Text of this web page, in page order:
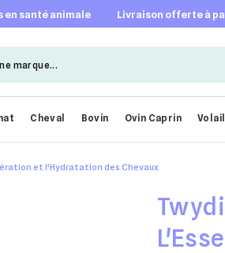
en santé animale livraison offerte à
Cheval Bovin Ovin Caprin
et l'Hydratation des Chevaux